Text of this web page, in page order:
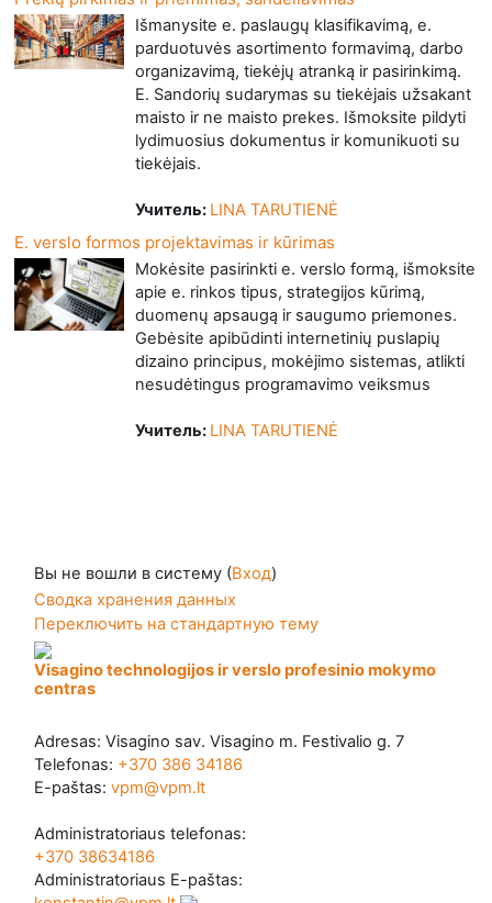
Išmanysite e. paslaugų klasifikavimą, e.
parduotuvės asortimento formavimą, darbo
organizavimą, tiekėjų atranką ir pasirinkimą.
E. Sandorių sudarymas su tiekėjais užsakant
maisto ir ne maisto prekes. Išmoksite pildyti
lydimuosius dokumentus ir komunikuoti su
tiekėjais.
Учитель: LINA TARUTIENĖ
E. verslo formos projektavimas ir kūrimas
Mokėsite pasirinkti e. verslo formą, išmoksite
apie e. rinkos tipus, strategijos kūrimą,
duomenų apsaugą ir saugumo priemones.
Gebėsite apibūdinti internetinių puslapių
dizaino principus, mokėjimo sistemas, atlikti
nesudėtingus programavimo veiksmus
Учитель: LINA TARUTIENĖ
Вы не вошли в систему (Вход)
Сводка хранения данных
Переключить на стандартную тему
Visagino technologijos ir verslo profesinio mokymo
centras
Adresas: Visagino sav. Visagino m. Festivalio g. 7
Telefonas: +370 386 34186
E-paštas: vpm@vpm.lt
Administratoriaus telefonas:
+370 38634186
Administratoriaus E-paštas: